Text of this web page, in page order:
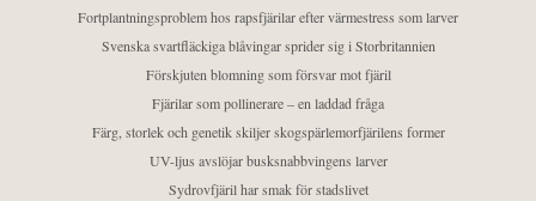
Fortplantningsproblem hos rapsfjärilar efter värmestress som larver
Svenska svartfläckiga blåvingar sprider sig i Storbritannien
Förskjuten blomning som försvar mot fjäril
Fjärilar som pollinerare – en laddad fråga
Färg, storlek och genetik skiljer skogspärlemorfjärilens former
UV-ljus avslöjar busksnabbvingens larver
Sydrovfjäril har smak för stadslivet